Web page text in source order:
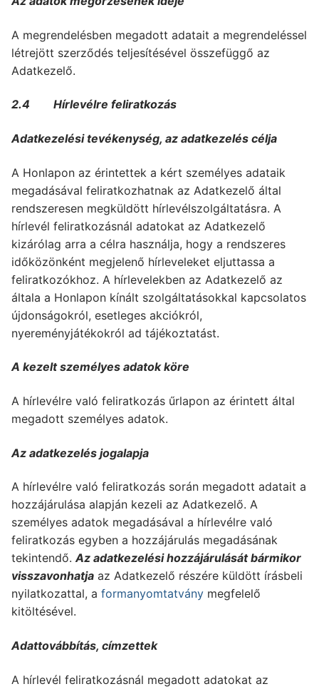
A megrendelésben megadott adatait a megrendeléssel
létrejött szerződés teljesítésével összefüggő az
Adatkezelő.
2.4 Hírlevélre feliratkozás
Adatkezelési tevékenység, az adatkezelés célja
A Honlapon az érintettek a kért személyes adataik
megadásával feliratkozhatnak az Adatkezelő által
rendszeresen megküldött hírlevélszolgáltatásra. A
hírlevél feliratkozásnál adatokat az Adatkezelő
kizárólag arra a célra használja, hogy a rendszeres
időközönként megjelenő hírleveleket eljuttassa a
feliratkozókhoz. A hírlevelekben az Adatkezelő az
általa a Honlapon kínált szolgáltatásokkal kapcsolatos
újdonságokról, esetleges akciókról,
nyereményjátékokról ad tájékoztatást.
A kezelt személyes adatok köre
A hírlevélre való feliratkozás űrlapon az érintett által
megadott személyes adatok.
Az adatkezelés jogalapja
A hírlevélre való feliratkozás során megadott adatait a
hozzájárulása alapján kezeli az Adatkezelő. A
személyes adatok megadásával a hírlevélre való
feliratkozás egyben a hozzájárulás megadásának
tekintendő.Az adatkezelési hozzájárulását bármikor
visszavonhatja az Adatkezelő részére küldött írásbeli
nyilatkozattal, a formanyomtatvány megfelelő
kitöltésével.
Adattovábbítás, címzettek
A hírlevél feliratkozásnál megadott adatokat az